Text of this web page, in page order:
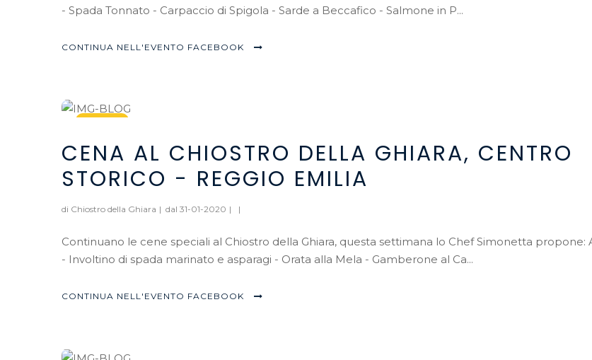
- Spada Tonnato - Carpaccio di Spigola - Sarde a Beccafico - Salmone in P...
CONTINUA NELL'EVENTO FACEBOOK
Jan, 2020
CENA AL CHIOSTRO DELLA GHIARA, CENTRO
STORICO - REGGIO EMILIA
di Chiostro della Ghiara | dal 31-01-2020 | |
Continuano le cene speciali al Chiostro della Ghiara, questa settimana lo Chef Simonetta propone:
- Involtino di spada marinato e asparagi - Orata alla Mela - Gamberone al Ca...
CONTINUA NELL'EVENTO FACEBOOK